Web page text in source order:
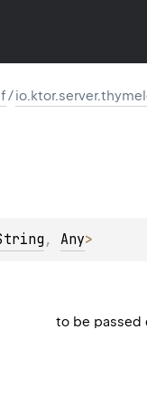
/
, Any>
to be passed